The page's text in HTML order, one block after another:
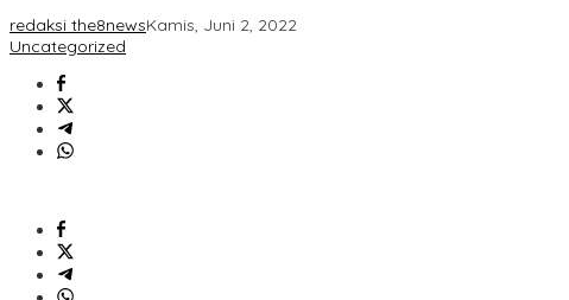
redaksi the8newsKamis, Juni 2, 2022
Uncategorized